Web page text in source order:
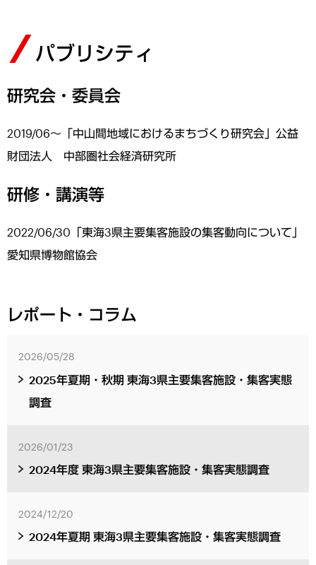
パブリシティ
研究会・委員会
2019/06～「中山間地域におけるまちづくり研究会」公益
財団法人 中部圏社会経済研究所
研修・講演等
2022/06/30「東海3県主要集客施設の集客動向について」
愛知県博物館協会
レポート・コラム
2026/05/28
2025年夏期・秋期 東海3県主要集客施設・集客実態
調査
2026/01/23
2024年度 東海3県主要集客施設・集客実態調査
2024/12/20
2024年夏期 東海3県主要集客施設・集客実態調査